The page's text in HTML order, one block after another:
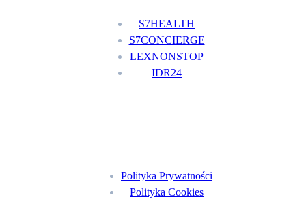
S7HEALTH
S7CONCIERGE
LEXNONSTOP
IDR24
Polityka Prywatności
Polityka Cookies